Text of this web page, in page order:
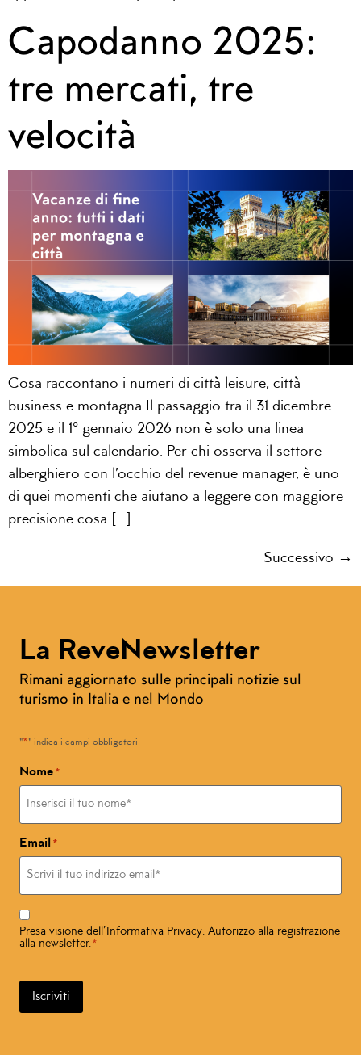
Capodanno 2025:
tre mercati, tre
velocità
Cosa raccontano i numeri di città leisure, città
business e montagna Il passaggio tra il 31 dicembre
2025 e il 1° gennaio 2026 non è solo una linea
simbolica sul calendario. Per chi osserva il settore
alberghiero con l’occhio del revenue manager, è uno
di quei momenti che aiutano a leggere con maggiore
precisione cosa […]
Successivo →
La ReveNewsletter
Rimani aggiornato sulle principali notizie sul
turismo in Italia e nel Mondo
"*" indica i campi obbligatori
Nome *
Email *
Consenso
Presa visione dell’ Informativa Privacy. Autorizzo alla registrazione
alla newsletter.*
Iscriviti